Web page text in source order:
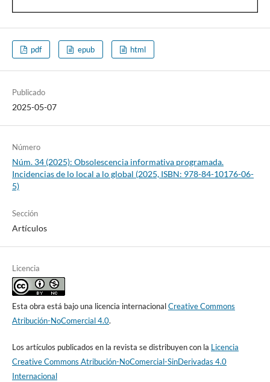
pdf epub html
Publicado
2025-05-07
Número
Núm. 34 (2025): Obsolescencia informativa programada.
Incidencias de lo local a lo global (2025, ISBN: 978-84-10176-06-
5)
Sección
Artículos
Licencia
Esta obra está bajo una licencia internacionalCreative Commons
Atribución-NoComercial 4.0.
Los artículos publicados en la revista se distribuyen con la Licencia
Creative Commons Atribución-NoComercial-SinDerivadas 4.0
Internacional